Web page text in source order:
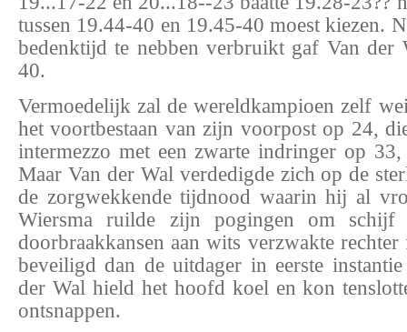
tussen 19.44-40 en 19.45-40 moest kiezen.
bedenktijd te nebben verbruikt gaf Van der
40.
Vermoedelijk zal de wereldkampioen zelf
het voortbestaan van zijn voorpost op 24,
intermezzo met een zwarte indringer op
Maar Van der Wal verdedigde zich op de
de zorgwekkende tijdnood waarin hij al
Wiersma ruilde zijn pogingen om
doorbraakkansen aan wits verzwakte
beveiligd dan de uitdager in eerste
der Wal hield het hoofd koel en kon
ontsnappen.